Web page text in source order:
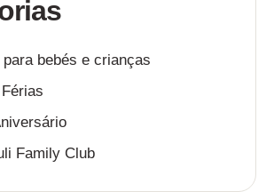
bebés e crianças
Family Club